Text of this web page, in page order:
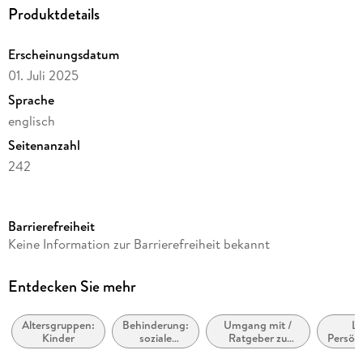
Produktdetails
Erscheinungsdatum
01. Juli 2025
Sprache
englisch
Seitenanzahl
242
Autor/Autorin
Verlag/Hersteller
Produktart
kartoniert
Barrierefreiheit
Keine Information zur Barrierefreiheit bekannt
Entdecken Sie mehr
Altersgruppen:
Kinder
Behinderung:
soziale
Aspekte
Umgang mit /
Ratgeber zu
persönlichen,
und